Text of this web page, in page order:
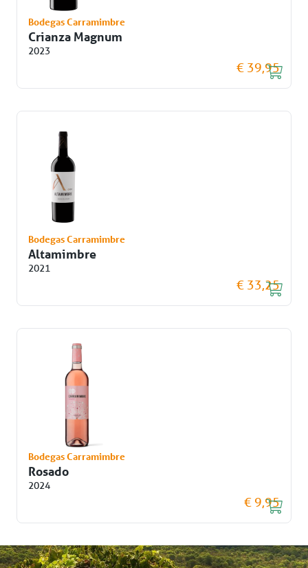
Bodegas Carramimbre
Crianza Magnum
2023
€ 39,95
Bodegas Carramimbre
Altamimbre
2021
€ 33,25
Bodegas Carramimbre
Rosado
2024
€ 9,95